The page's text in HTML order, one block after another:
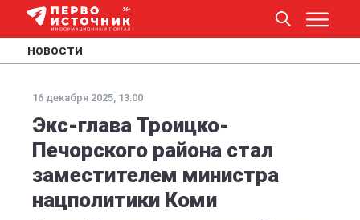
НОВОСТИ
16 декабря 2025, 13:00
Экс-глава Троицко-
Печорского района стал
заместителем министра
нацполитики Коми